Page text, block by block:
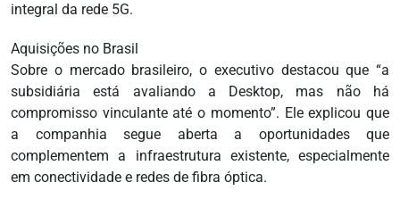
integral da rede 5G.
Aquisições no Brasil
Sobre o mercado brasileiro, o executivo destacou que “a
subsidiária está avaliando a Desktop, mas não há
compromisso vinculante até o momento”. Ele explicou que
a companhia segue aberta a oportunidades que
complementem a infraestrutura existente, especialmente
em conectividade e redes de fibra óptica.